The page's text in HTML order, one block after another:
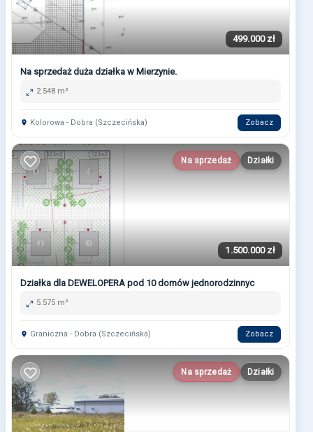
499.000 zł
Na sprzedaż duża działka w Mierzynie.
2.548 m²
Kolorowa - Dobra (Szczecińska) Zobacz
Na sprzedaż Działki
1.500.000 zł
Działka dla DEWELOPERA pod 10 domów jednorodzinnyc
5.575 m²
Graniczna - Dobra (Szczecińska) Zobacz
Na sprzedaż Działki